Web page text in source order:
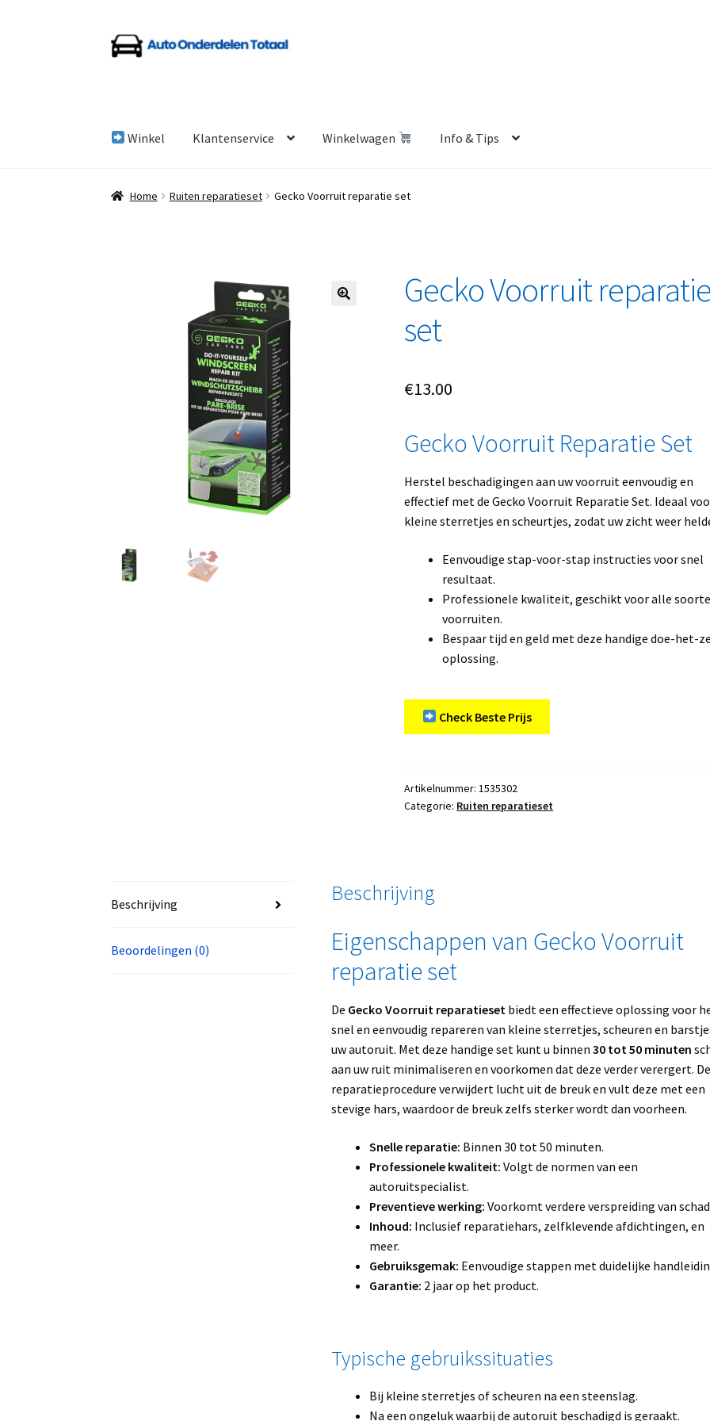
Ga
door
Ga
naar
Winkel Klantenservice Winkelwagen Info & Tips
Home Algemene Voorwaarden Auto Onderdelen Shop Betalen en Verzenden
Home Ruiten reparatieset Gecko Voorruit reparatie set
Gecko Voorruit reparatie
set
€13.00
Gecko Voorruit Reparatie Set
Herstel beschadigingen aan uw voorruit eenvoudig en
effectief met de Gecko Voorruit Reparatie Set. Ideaal
kleine sterretjes en scheurtjes, zodat uw zicht weer
Eenvoudige stap-voor-stap instructies voor snel
resultaat.
Professionele kwaliteit, geschikt voor alle
voorruiten.
Bespaar tijd en geld met deze handige doe-het-
oplossing.
Check Beste Prijs
Artikelnummer:1535302
Categorie: Ruiten reparatieset
Beschrijving
Beoordelingen (0)
Beschrijving
Eigenschappen van Gecko Voorruit
reparatie set
De Gecko Voorruit reparatiesetbiedt een effectieve oplossing voor
snel en eenvoudig repareren van kleine sterretjes, scheuren en
uw autoruit. Met deze handige set kunt u binnen 30 tot 50 minuten
aan uw ruit minimaliseren en voorkomen dat deze verder verergert. De
reparatieprocedure verwijdert lucht uit de breuk en vult deze met een
stevige hars, waardoor de breuk zelfs sterker wordt dan voorheen.
Snelle reparatie: Binnen 30 tot 50 minuten.
Professionele kwaliteit: Volgt de normen van een
autoruitspecialist.
Preventieve werking: Voorkomt verdere verspreiding van
Inhoud: Inclusief reparatiehars, zelfklevende afdichtingen, en
meer.
Gebruiksgemak: Eenvoudige stappen met duidelijke
Garantie: 2 jaar op het product.
Typische gebruikssituaties
Bij kleine sterretjes of scheuren na een steenslag.
Na een ongeluk waarbij de autoruit beschadigd is geraakt.